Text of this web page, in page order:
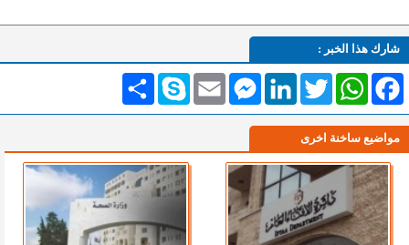
شارك هذا الخبر :
انشر Skype Email
MessengerLinkedInTwitterWhatsAppFacebook
مواضيع ساخنة اخرى